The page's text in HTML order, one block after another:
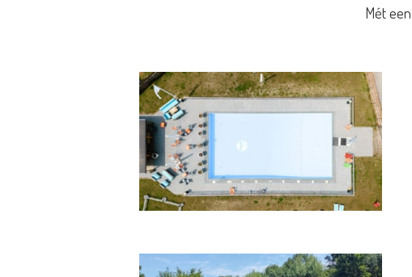
Mét